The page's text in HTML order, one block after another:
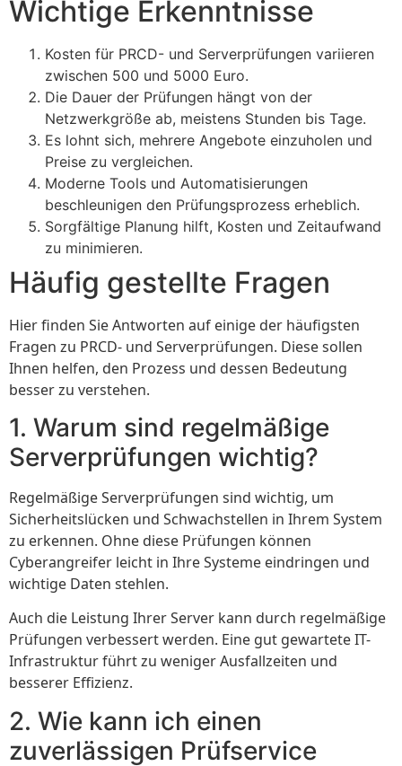
Wichtige Erkenntnisse
Kosten für PRCD- und Serverprüfungen variieren
zwischen 500 und 5000 Euro.
Die Dauer der Prüfungen hängt von der
Netzwerkgröße ab, meistens Stunden bis Tage.
Es lohnt sich, mehrere Angebote einzuholen und
Preise zu vergleichen.
Moderne Tools und Automatisierungen
beschleunigen den Prüfungsprozess erheblich.
Sorgfältige Planung hilft, Kosten und Zeitaufwand
zu minimieren.
Häufig gestellte Fragen
Hier finden Sie Antworten auf einige der häufigsten
Fragen zu PRCD- und Serverprüfungen. Diese sollen
Ihnen helfen, den Prozess und dessen Bedeutung
besser zu verstehen.
1. Warum sind regelmäßige
Serverprüfungen wichtig?
Regelmäßige Serverprüfungen sind wichtig, um
Sicherheitslücken und Schwachstellen in Ihrem System
zu erkennen. Ohne diese Prüfungen können
Cyberangreifer leicht in Ihre Systeme eindringen und
wichtige Daten stehlen.
Auch die Leistung Ihrer Server kann durch regelmäßige
Prüfungen verbessert werden. Eine gut gewartete IT-
Infrastruktur führt zu weniger Ausfallzeiten und
besserer Effizienz.
2. Wie kann ich einen
zuverlässigen Prüfservice